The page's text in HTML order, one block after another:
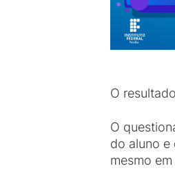
O
O
do aluno e
mesmo